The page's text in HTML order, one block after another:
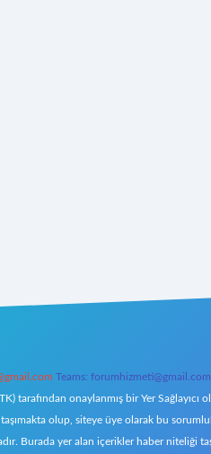
Teams: forumhizmeti@gmail.com
tarafından onaylanmış bir Yer
olup, siteye üye olarak bu
Burada yer alan içerikler haber